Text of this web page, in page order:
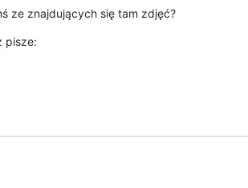
ze znajdujących się tam zdjęć?
pisze: